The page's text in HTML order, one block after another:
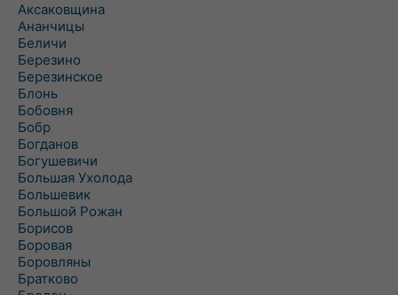
Аксаковщина
Ананчицы
Беличи
Березино
Березинское
Блонь
Бобовня
Бобр
Богданов
Богушевичи
Большая Ухолода
Большевик
Большой Рожан
Борисов
Боровая
Боровляны
Братково